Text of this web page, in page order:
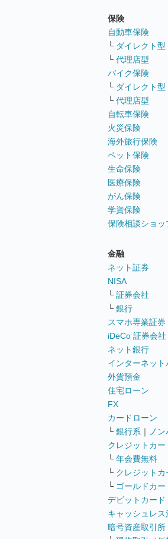
保険
自動車保険
└ ダイレクト型
└ 代理店型
バイク保険
└ ダイレクト型
└ 代理店型
自転車保険
火災保険
海外旅行保険
ペット保険
生命保険
医療保険
がん保険
学資保険
保険相談ショッ
金融
ネット証券
NISA
└ 証券会社
└ 銀行
スマホ専業証券
iDeCo 証券会社
ネット銀行
インターネッ
外貨預金
住宅ローン
FX
カードローン
└ 銀行系 ｜
ノ
クレジットカー
└ 年会費無料
└ クレジットカ
└ ゴールドカー
デビットカード
キャッシュレス
暗号資産取引所